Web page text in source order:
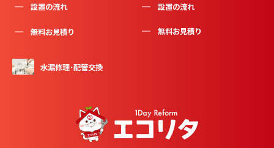
設置の流れ
無料お見積り
設置の流れ
無料お見積り
水漏修理･配管交換